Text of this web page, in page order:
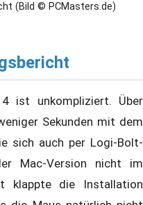
(Bild © PCMasters.de)
ist unkompliziert. Über
Sekunden mit dem
sich auch per Logi-Bolt-
Mac-Version nicht im
klappte die Installation